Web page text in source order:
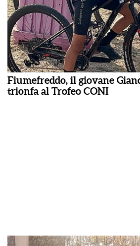
Fiumefreddo, il giovane
trionfa al Trofeo CONI